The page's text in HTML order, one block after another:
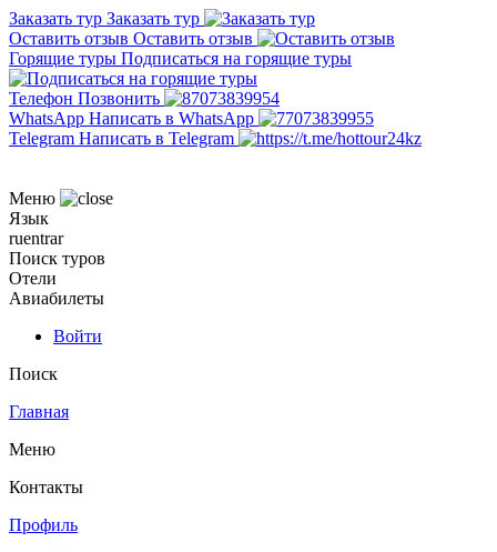
Заказать тур Заказать тур
Оставить отзыв Оставить отзыв
Горящие туры Подписаться на горящие туры
Телефон Позвонить
WhatsApp Написать в WhatsApp
Telegram Написать в Telegram
Меню
Язык
ruentrar
Поиск туров
Отели
Авиабилеты
Войти
Поиск
Главная
Меню
Контакты
Профиль